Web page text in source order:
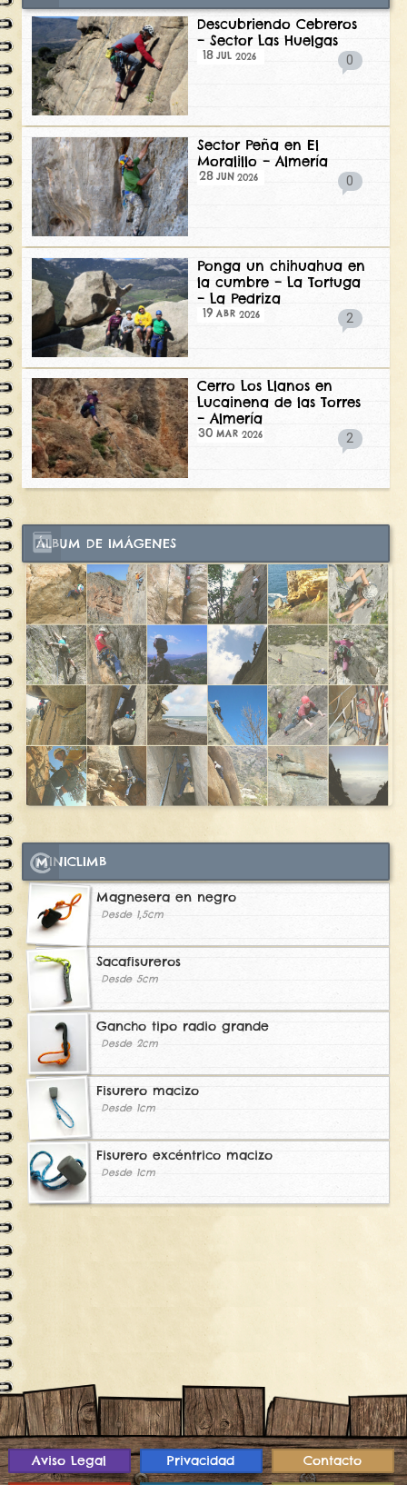
Descubriendo Cebreros
– Sector Las Huelgas
18 JUL 2026 0
Sector Peña en El
Moralillo – Almería
28 JUN 2026 0
Ponga un chihuahua en
la cumbre – La Tortuga
– La Pedriza
19 ABR 2026 2
Cerro Los Llanos en
Lucainena de las Torres
– Almería
30 MAR 2026 2
ÁLBUM DE IMÁGENES
MINICLIMB
Magnesera en negro
Desde 1,5cm
Sacafisureros
Desde 5cm
Gancho tipo radio grande
Desde 2cm
Fisurero macizo
Desde 1cm
Fisurero excéntrico macizo
Desde 1cm
Contacto
Privacidad
Aviso Legal